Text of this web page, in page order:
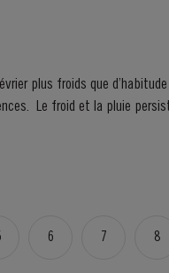
plus froids que
mai puis
6 7 8